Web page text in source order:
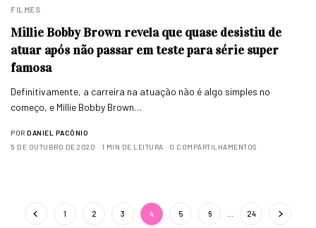
FILMES
Millie Bobby Brown revela que quase desistiu de
atuar após não passar em teste para série super
famosa
Definitivamente, a carreira na atuação não é algo simples no
começo, e Millie Bobby Brown…
POR DANIEL PACÔNIO
5 DE OUTUBRO DE 2020
1 MIN DE LEITURA 0 COMPARTILHAMENTOS
1 2 3 4 5 6 24